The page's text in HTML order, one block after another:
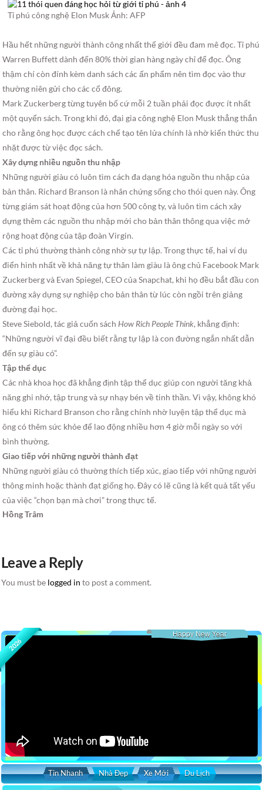
Tỉ phú công nghệ Elon MuskẢnh: AFP
Hầu hết những người thành công nhất thế giới đều đam mê đọc. Tỉ phú
Warren Buffett dành đến 80% thời gian hàng ngày chỉ để đọc. Ông
thậm chí còn đính kèm danh sách các ấn phẩm nên tìm đọc vào thư
thường niên gửi cho các cổ đông.
Mark Zuckerberg từng tuyên bố cứ mỗi 2 tuần phải đọc được ít nhất
một quyển sách. Trong khi đó, đại gia công nghệ Elon Musk thẳng thắn
cho rằng ông học được cách chế tạo tên lửa chính là nhờ kiến thức thu
nhặt được từ việc đọc sách.
Xây dựng nhiều nguồn thu nhập
Những người giàu có luôn tìm cách đa dạng hóa nguồn thu nhập của
bản thân. Richard Branson là nhân chứng sống cho thói quen này. Ông
từng giám sát hoạt động của hơn 500 công ty, và luôn tìm cách xây
dựng thêm các nguồn thu nhập mới cho bản thân thông qua việc mở
rộng hoạt động của tập đoàn Virgin.
Các tỉ phú thường thành công nhờ sự tự lập. Trong thực tế, hai ví dụ
điển hình nhất về khả năng tự thân làm giàu là ông chủ Facebook Mark
Zuckerberg và Evan Spiegel, CEO của Snapchat, khi họ đều bắt đầu con
đường xây dựng sự nghiệp cho bản thân từ lúc còn ngồi trên giảng
đường đại học.
Steve Siebold, tác giả cuốn sách How Rich People Think, khẳng định:
“Những người vĩ đại đều biết rằng tự lập là con đường ngắn nhất dẫn
đến sự giàu có”.
Tập thể dục
Các nhà khoa học đã khẳng định tập thể dục giúp con người tăng khả
năng ghi nhớ, tập trung và sự nhạy bén về tinh thần. Vì vậy, không khó
hiểu khi Richard Branson cho rằng chính nhờ luyện tập thể dục mà
ông có thêm sức khỏe để lao động nhiều hơn 4 giờ mỗi ngày so với
bình thường.
Giao tiếp với những người thành đạt
Những người giàu có thường thích tiếp xúc, giao tiếp với những người
thông minh hoặc thành đạt giống họ. Đây có lẽ cũng là kết quả tất yếu
của việc “chọn bạn mà chơi” trong thực tế.
Hồng Trâm
Leave a Reply
You must be logged in to post a comment.
2026
Happy New Year
Tin Nhanh Nhà Đẹp Xe Mới Du Lịch